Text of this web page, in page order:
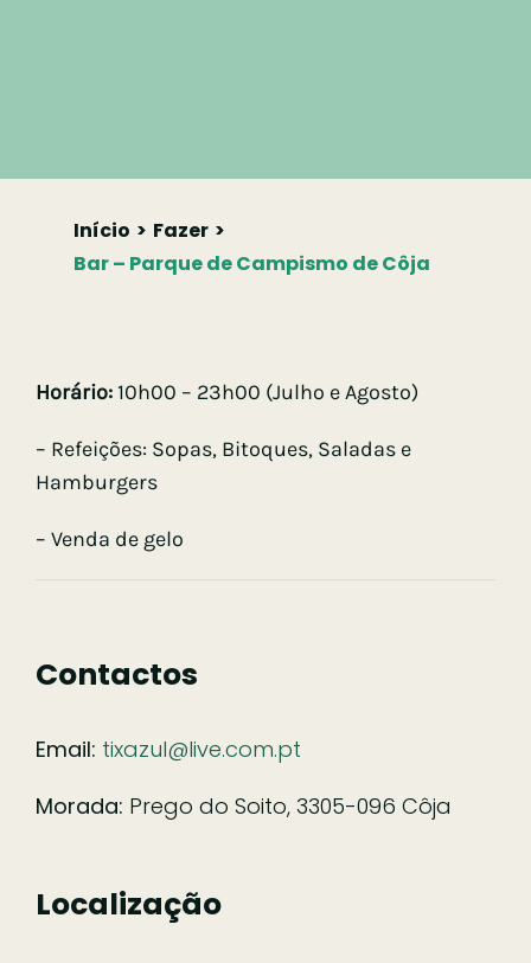
Início
Fazer
Bar – Parque de Campismo de Côja
Horário:10h00 – 23h00 (Julho e Agosto)
– Refeições: Sopas, Bitoques, Saladas e
Hamburgers
– Venda de gelo
Contactos
Email: tixazul@live.com.pt
Morada: Prego do Soito, 3305-096 Côja
Localização